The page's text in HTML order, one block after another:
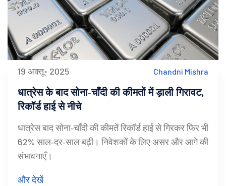
19 अक्तू॰ 2025 Chandni Mishra
धात्रेस के बाद सोना‑चाँदी की कीमतों में ड़ाली गिरावट,
रिकॉर्ड हाई से नीचे
धात्रेस बाद सोना‑चाँदी की कीमतें रिकॉर्ड हाई से गिरकर फिर भी
62% साल‑दर‑साल बढ़ी। निवेशकों के लिए असर और आगे की
संभावनाएँ।
और देखें